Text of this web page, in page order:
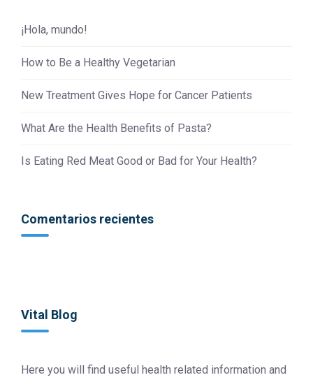
¡Hola, mundo!
How to Be a Healthy Vegetarian
New Treatment Gives Hope for Cancer Patients
What Are the Health Benefits of Pasta?
Is Eating Red Meat Good or Bad for Your Health?
Comentarios recientes
Vital Blog
Here you will find useful health related information and